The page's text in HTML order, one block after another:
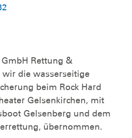
Rettung &
wir die wasserseitige
beim Rock Hard
Gelsenkirchen, mit
Gelsenberg und dem
übernommen.